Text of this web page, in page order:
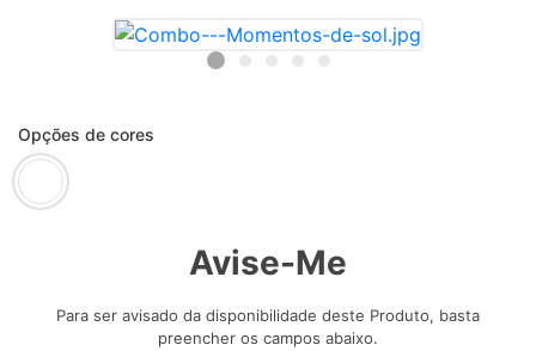
Opções de cores
Avise-Me
Para ser avisado da disponibilidade deste Produto, basta
preencher os campos abaixo.